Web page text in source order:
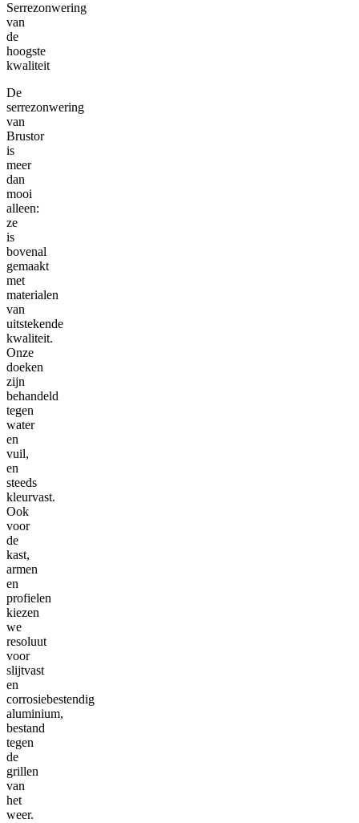
Serrezonwering
van
de
hoogste
kwaliteit
De
serrezonwering
van
Brustor
is
meer
dan
mooi
alleen:
ze
is
bovenal
gemaakt
met
materialen
van
uitstekende
kwaliteit.
Onze
doeken
zijn
behandeld
tegen
water
en
vuil,
en
steeds
kleurvast.
Ook
voor
de
kast,
armen
en
profielen
kiezen
we
resoluut
voor
slijtvast
en
corrosiebestendig
aluminium,
bestand
tegen
de
grillen
van
het
weer.